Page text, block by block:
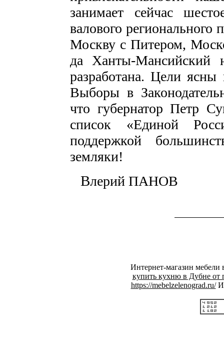
занимает сейчас
валового регионального
Москву с Питером,
да Ханты-Мансийский
разработана. Цели
Выборы в
что губернатор Петр
список «Единой
поддержкой
земляки!
Влерий ПАНОВ
Интернет-магазин мебели
купить кухню в Дубне от
https://mebelzelenograd.ru/